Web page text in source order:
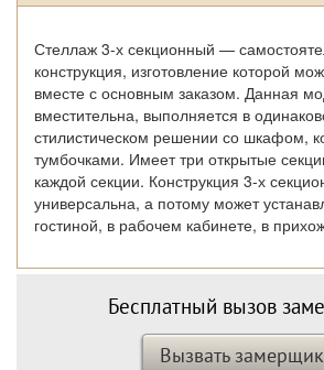
Стеллаж 3-х секционный —
конструкция, изготовление которой
вместе с основным заказом. Данная
вместительна, выполняется в
стилистическом решении со шкафом,
тумбочками. Имеет три открытые
каждой секции. Конструкция 3-х
универсальна, а потому может
гостиной, в рабочем кабинете, в
Бесплатный вызов
Вызвать